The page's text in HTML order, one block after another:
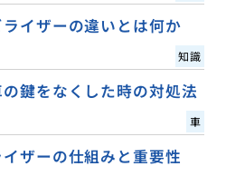
イザーの違いとは何か
知識
鍵をなくした時の対処法
車
ザーの仕組みと重要性